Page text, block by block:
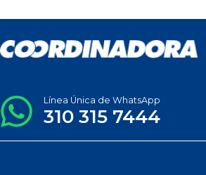
Línea Única de WhatsApp
310 315 7444